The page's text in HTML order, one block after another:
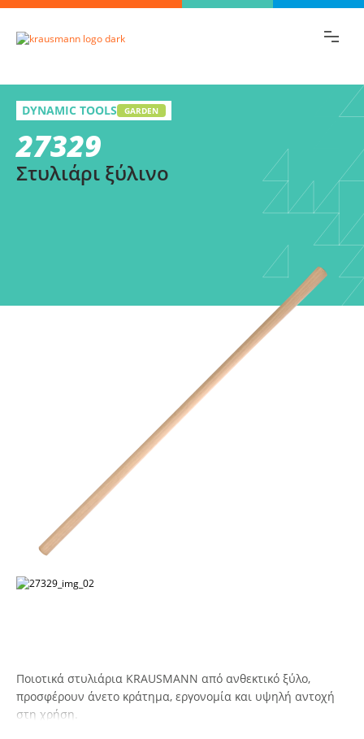
27329
Στυλιάρι ξύλινο
DYNAMIC TOOLS GARDEN
27329
Στυλιάρι ξύλινο
Ποιοτικά στυλιάρια KRAUSMANN από ανθεκτικό ξύλο,
προσφέρουν άνετο κράτημα, εργονομία και υψηλή αντοχή
στη χρήση.
Επίλεξε
παραλλαγή
Βρες γρήγορα την πληροφορία που